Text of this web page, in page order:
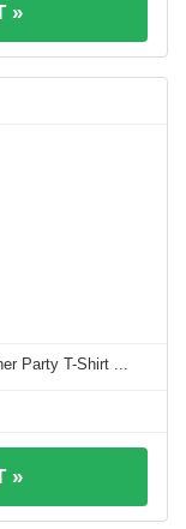
»
Party T-Shirt ...
»